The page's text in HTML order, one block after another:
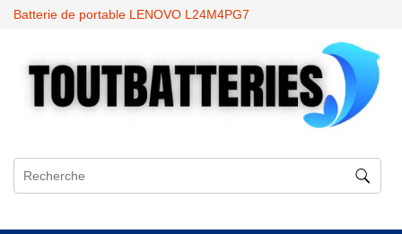
Batterie de portable LENOVO L24M4PG7